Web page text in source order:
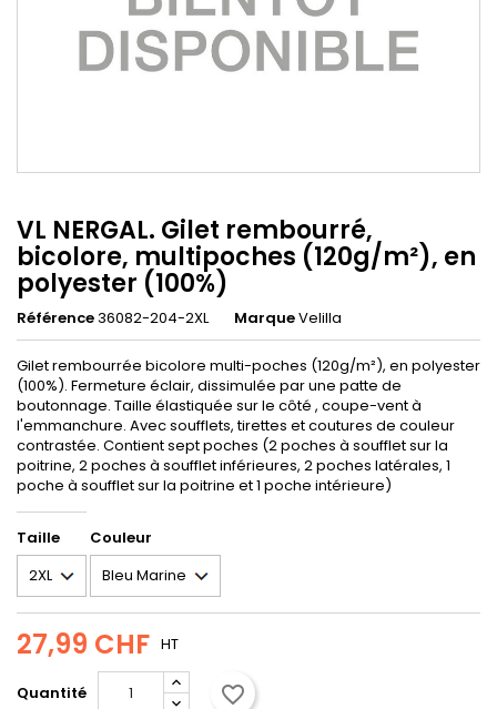
VL NERGAL. Gilet rembourré,
bicolore, multipoches (120g/m²), en
polyester (100%)
Référence36082-204-2XL MarqueVelilla
Gilet rembourrée bicolore multi-poches (120g/m²), en polyester
(100%). Fermeture éclair, dissimulée par une patte de
boutonnage. Taille élastiquée sur le côté , coupe-vent à
l'emmanchure. Avec soufflets, tirettes et coutures de couleur
contrastée. Contient sept poches (2 poches à soufflet sur la
poitrine, 2 poches à soufflet inférieures, 2 poches latérales, 1
poche à soufflet sur la poitrine et 1 poche intérieure)
Taille Couleur
27,99 CHF HT
Quantité favorite_border